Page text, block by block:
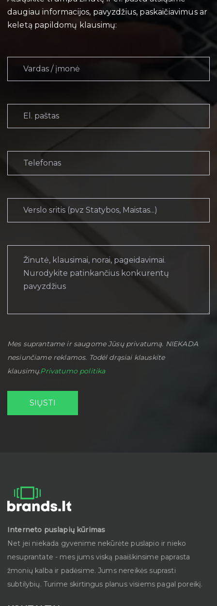
daugiau informacijos, pavyzdžius, paskaičiavimus ar
keletą papildomų klausimų:
Mes suprantame ir saugome Jūsų privatumą. NIEKADA
nesiunčiame reklamos. Todėl drąsiai klauskite
klausimų.Privatumo politika
Interneto puslapių kūrimas
Net jei niekada gyvenime nekūrėte puslapio ir nieko
nesuprantate - mes jums viską paaiškinsime paprasta
žmonių kalba ir padėsime. Jums nereikės suprasti
subtilybių. Turime skirtingus planus visiems pagal poreikį.